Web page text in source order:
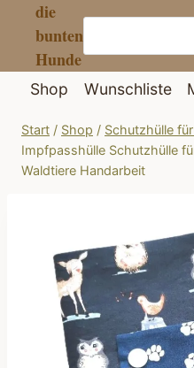
Inhalt
springen
die
bunten
Hunde
Shop Wunschliste
Start / Shop / Schutzhülle
Impfpasshülle Schutzhülle
Waldtiere Handarbeit